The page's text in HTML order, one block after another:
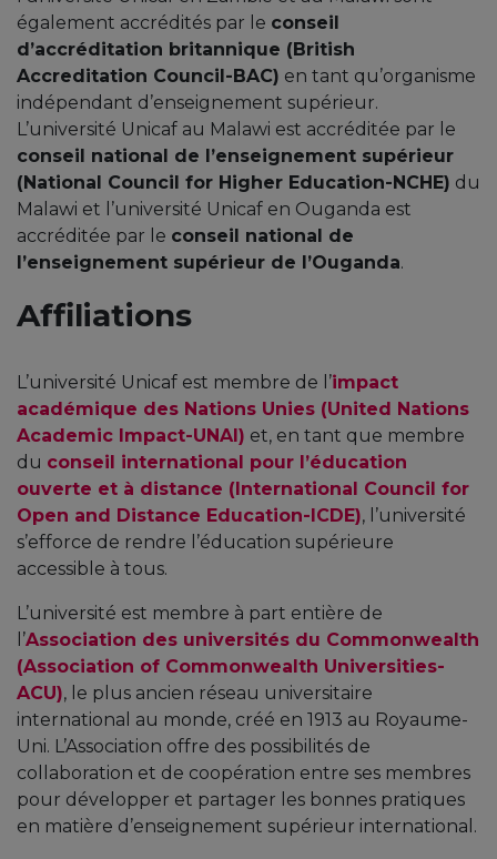
également accrédités par le conseil
d’accréditation britannique (British
Accreditation Council-BAC) en tant qu’organisme
indépendant d’enseignement supérieur.
L’université Unicaf au Malawi est accréditée par le
conseil national de l’enseignement supérieur
(National Council for Higher Education-NCHE) du
Malawi et l’université Unicaf en Ouganda est
accréditée par le conseil national de
l’enseignement supérieur de l’Ouganda.
Affiliations
L’université Unicaf est membre de l’impact
académique des Nations Unies (United Nations
Academic Impact-UNAI) et, en tant que membre
du conseil international pour l’éducation
ouverte et à distance (International Council for
Open and Distance Education-ICDE), l’université
s’efforce de rendre l’éducation supérieure
accessible à tous.
L’université est membre à part entière de
l’Association des universités du Commonwealth
(Association of Commonwealth Universities-
ACU), le plus ancien réseau universitaire
international au monde, créé en 1913 au Royaume-
Uni. L’Association offre des possibilités de
collaboration et de coopération entre ses membres
pour développer et partager les bonnes pratiques
en matière d’enseignement supérieur international.